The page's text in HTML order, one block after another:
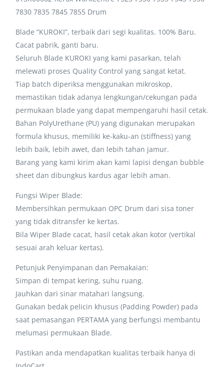
7830 7835 7845 7855 Drum
Blade “KUROKI”, terbaik dari segi kualitas. 100% Baru.
Cacat pabrik, ganti baru.
Seluruh Blade KUROKI yang kami pasarkan, telah
melewati proses Quality Control yang sangat ketat.
Tiap batch diperiksa menggunakan mikroskop,
memastikan tidak adanya lengkungan/cekungan pada
permukaan blade yang dapat mempengaruhi hasil cetak.
Bahan PolyUrethane (PU) yang digunakan merupakan
formula khusus, memiliki ke-kaku-an (stiffness) yang
lebih baik, lebih awet, dan lebih tahan jamur.
Barang yang kami kirim akan kami lapisi dengan bubble
sheet dan dibungkus kardus agar lebih aman.
Fungsi Wiper Blade:
Membersihkan permukaan OPC Drum dari sisa toner
yang tidak ditransfer ke kertas.
Bila Wiper Blade cacat, hasil cetak akan kotor (vertikal
sesuai arah keluar kertas).
Petunjuk Penyimpanan dan Pemakaian:
Simpan di tempat kering, suhu ruang.
Jauhkan dari sinar matahari langsung.
Gunakan bedak pelicin khusus (Padding Powder) pada
saat pemasangan PERTAMA yang berfungsi membantu
melumasi permukaan Blade.
Pastikan anda mendapatkan kualitas terbaik hanya di